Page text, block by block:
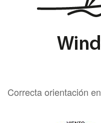
Correcta orientación